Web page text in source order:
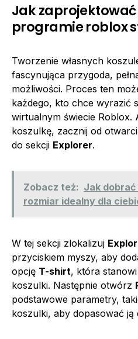
Jak
programie roblox
Tworzenie własnych
fascynująca przygoda,
możliwości. Proces ten
każdego, kto chce wyrazić
wirtualnym świecie Roblox.
koszulkę, zacznij od
do sekcji Explorer.
Zobacz też: Jak
rozmiar idealny dla
W tej sekcji zlokalizuj
przyciskiem myszy, aby
opcję T-shirt, która
koszulki. Następnie otwórz
podstawowe parametry,
koszulki, aby dopasować ją